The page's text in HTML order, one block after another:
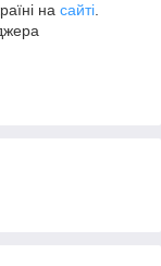
на сайті.